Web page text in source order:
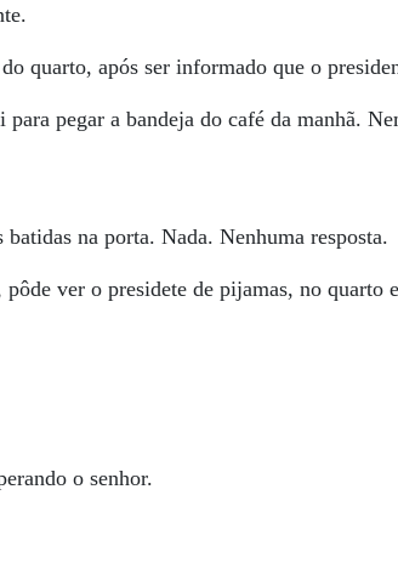
quarto, após ser informado que o
para pegar a bandeja do café da manhã.
na porta. Nada. Nenhuma resposta.
ver o presidete de pijamas, no quarto
o senhor.